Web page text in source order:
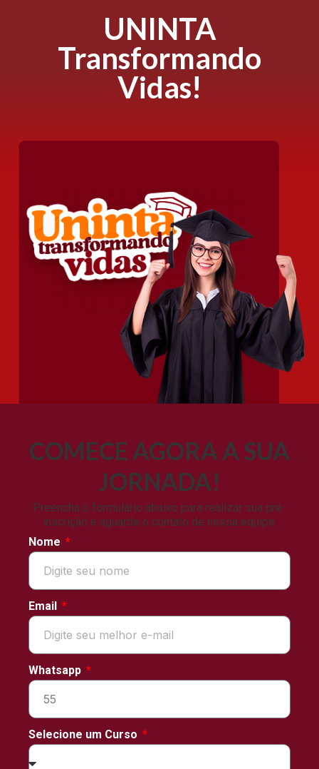
UNINTA
Transformando
Vidas!
COMECE AGORA A SUA
JORNADA!
Preencha o formulário abaixo para realizar sua pré-
inscrição e aguarde o contato de nossa equipe.
Nome
Email
Whatsapp
Selecione um Curso